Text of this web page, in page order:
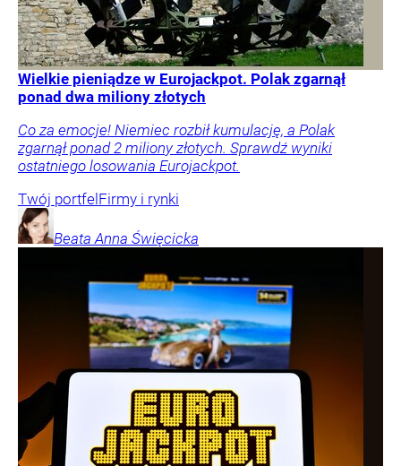
Wielkie pieniądze w Eurojackpot. Polak zgarnął
ponad dwa miliony złotych
Co za emocje! Niemiec rozbił kumulację, a Polak
zgarnął ponad 2 miliony złotych. Sprawdź wyniki
ostatniego losowania Eurojackpot.
Twój portfelFirmy i rynki
Beata Anna Święcicka